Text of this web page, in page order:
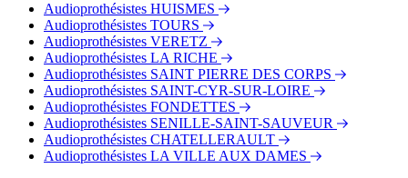
Audioprothésistes HUISMES
Audioprothésistes TOURS
Audioprothésistes VERETZ
Audioprothésistes LA RICHE
Audioprothésistes SAINT PIERRE DES CORPS
Audioprothésistes SAINT-CYR-SUR-LOIRE
Audioprothésistes FONDETTES
Audioprothésistes SENILLE-SAINT-SAUVEUR
Audioprothésistes CHATELLERAULT
Audioprothésistes LA VILLE AUX DAMES